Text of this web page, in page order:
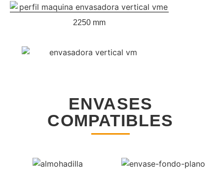
2250 mm
ENVASES
COMPATIBLES